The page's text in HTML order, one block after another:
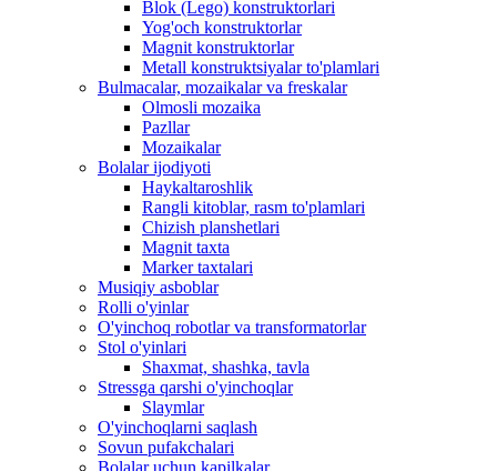
Blok (Lego) konstruktorlari
Yog'och konstruktorlar
Magnit konstruktorlar
Metall konstruktsiyalar to'plamlari
Bulmacalar, mozaikalar va freskalar
Olmosli mozaika
Pazllar
Mozaikalar
Bolalar ijodiyoti
Haykaltaroshlik
Rangli kitoblar, rasm to'plamlari
Chizish planshetlari
Magnit taxta
Marker taxtalari
Musiqiy asboblar
Rolli o'yinlar
O'yinchoq robotlar va transformatorlar
Stol o'yinlari
Shaxmat, shashka, tavla
Stressga qarshi o'yinchoqlar
Slaymlar
O'yinchoqlarni saqlash
Sovun pufakchalari
Bolalar uchun kapilkalar